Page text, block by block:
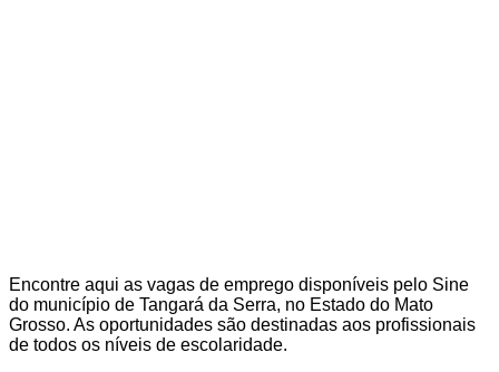
Encontre aqui as vagas de emprego disponíveis pelo Sine
do município de Tangará da Serra, no Estado do Mato
Grosso. As oportunidades são destinadas aos profissionais
de todos os níveis de escolaridade.